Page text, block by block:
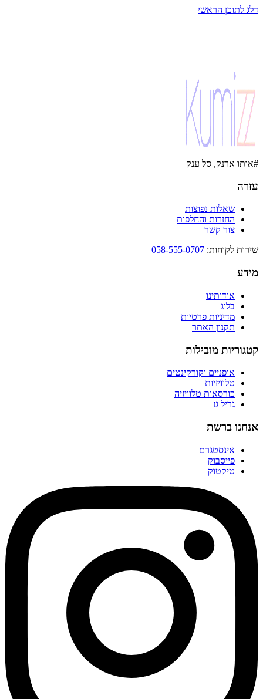
דלג לתוכן הראשי
#אותו ארנק, סל ענק
עזרה
שאלות נפוצות
החזרות והחלפות
צור קשר
שירות לקוחות:
058-555-0707
מידע
אודותינו
בלוג
מדיניות פרטיות
תקנון האתר
קטגוריות מובילות
אופניים וקורקינטים
טלוויזיות
כורסאות טלוויזיה
גריל גז
אנחנו ברשת
אינסטגרם
פייסבוק
טיקטוק